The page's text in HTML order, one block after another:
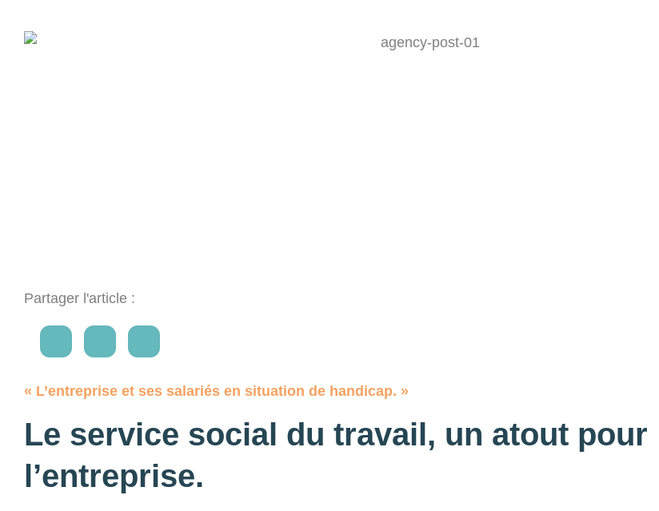
Partager l'article :
« L’entreprise et ses salariés en situation de handicap. »
Le service social du travail, un atout pour
l’entreprise.